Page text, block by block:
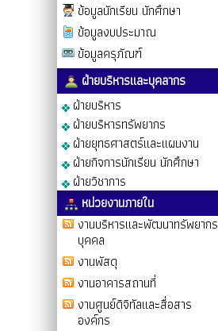
ข้อมูลนักเรียน นักศึกษา
ข้อมูลงบประมาณ
ข้อมูลครุภัณฑ์
ฝ่ายบริหารและบุคลากร
ฝ่ายบริหาร
ฝ่ายบริหารทรัพยากร
ฝ่ายยุทธศาสตร์และแผนงาน
ฝ่ายกิจการนักเรียน นักศึกษา
ฝ่ายวิชาการ
หน่วยงานภายใน
งานบริหารและพัฒนาทรัพยากร
บุคคล
งานพัสดุ
งานอาคารสถานที่
งานศูนย์ดิจิทัลและสื่อสาร
องค์กร